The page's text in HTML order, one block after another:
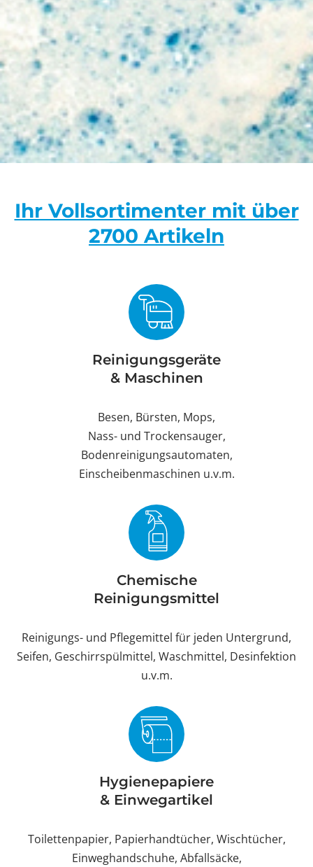
Ihr Vollsortimenter mit über
2700 Artikeln
Reinigungsgeräte
& Maschinen
Besen, Bürsten, Mops,
Nass- und Trockensauger,
Bodenreinigungsautomaten,
Einscheibenmaschinen u.v.m.
Chemische
Reinigungsmittel
Reinigungs- und Pflegemittel für jeden Untergrund,
Seifen, Geschirrspülmittel, Waschmittel, Desinfektion
u.v.m.
Hygienepapiere
& Einwegartikel
Toilettenpapier, Papierhandtücher, Wischtücher,
Einweghandschuhe, Abfallsäcke,